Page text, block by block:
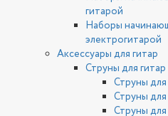
гитарой
Наборы
электрогитарой
Аксессуары для гитар
Струны для гитар
Струны
Струны для
Струны для